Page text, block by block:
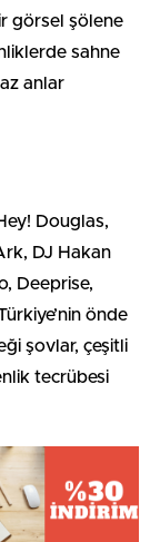
görsel şölene
sahne
anlar
Douglas,
DJ Hakan
Deeprise,
önde
şovlar, çeşitli
tecrübesi